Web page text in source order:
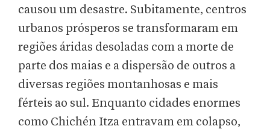
causou um desastre. Subitamente, centros
urbanos prósperos se transformaram em
regiões áridas desoladas com a morte de
parte dos maias e a dispersão de outros a
diversas regiões montanhosas e mais
férteis ao sul. Enquanto cidades enormes
como Chichén Itza entravam em colapso,